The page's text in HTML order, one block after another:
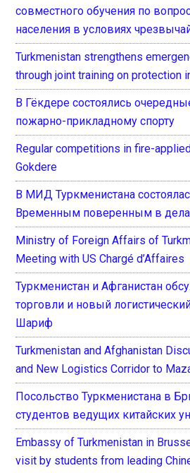
совместного обучения по
населения в условиях
Turkmenistan strengthens
through joint training on protection
В Гёкдере состоялись
пожарно-прикладному спорту
Regular competitions in fire-
Gokdere
В МИД Туркменистана
Временным поверенным в
Ministry of Foreign Affairs of
Meeting with US Chargé d’Affaires
Туркменистан и Афганистан
торговли и новый
Шариф
Turkmenistan and Afghanistan
and New Logistics Corridor to
Посольство Туркменистана в
студентов ведущих китайских
Embassy of Turkmenistan in
visit by students from leading